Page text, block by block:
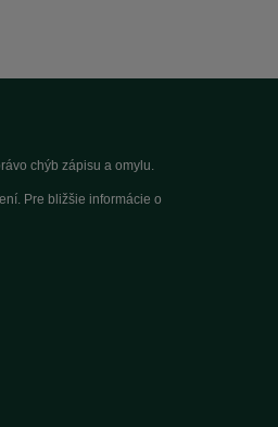
chýb zápisu a omylu.
Pre bližšie informácie o